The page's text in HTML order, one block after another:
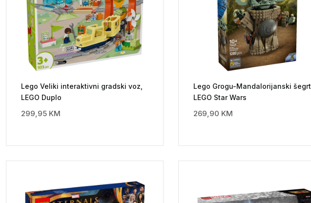
Lego Veliki interaktivni gradski voz,
LEGO Duplo
299,95 KM
Lego Grogu-Mandalorijanski šegrt,
LEGO Star Wars
269,90 KM